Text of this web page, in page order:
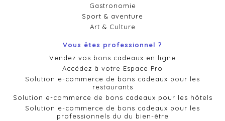
Gastronomie
Sport & aventure
Art & Culture
Vous êtes professionnel ?
Vendez vos bons cadeaux en ligne
Accédez à votre Espace Pro
Solution e-commerce de bons cadeaux pour les
restaurants
Solution e-commerce de bons cadeaux pour les hôtels
Solution e-commerce de bons cadeaux pour les
professionnels du du bien-être